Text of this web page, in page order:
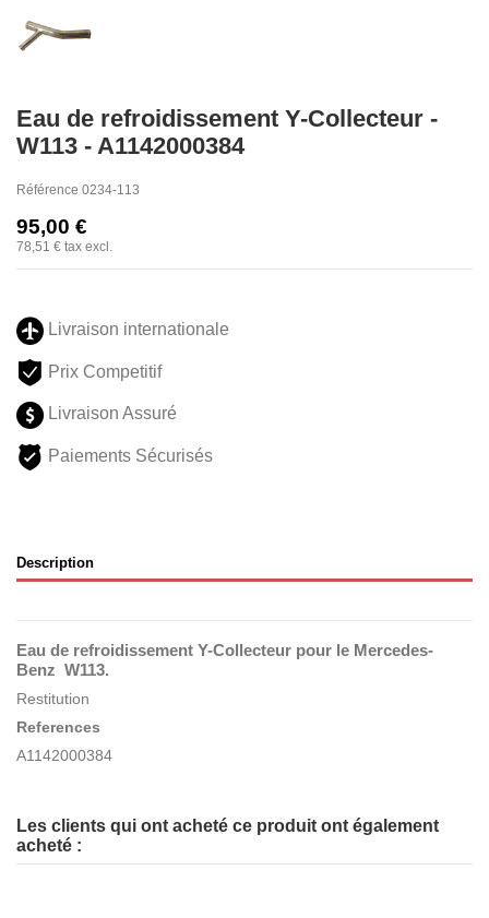
Eau de refroidissement Y-Collecteur -
W113 - A1142000384
Référence 0234-113
95,00 €
78,51 € tax excl.
Livraison internationale
Prix Competitif
Livraison Assuré
Paiements Sécurisés
Description
Eau de refroidissement Y-Collecteur pour le Mercedes-
Benz W113.
Restitution
References
A1142000384
Les clients qui ont acheté ce produit ont également
acheté :